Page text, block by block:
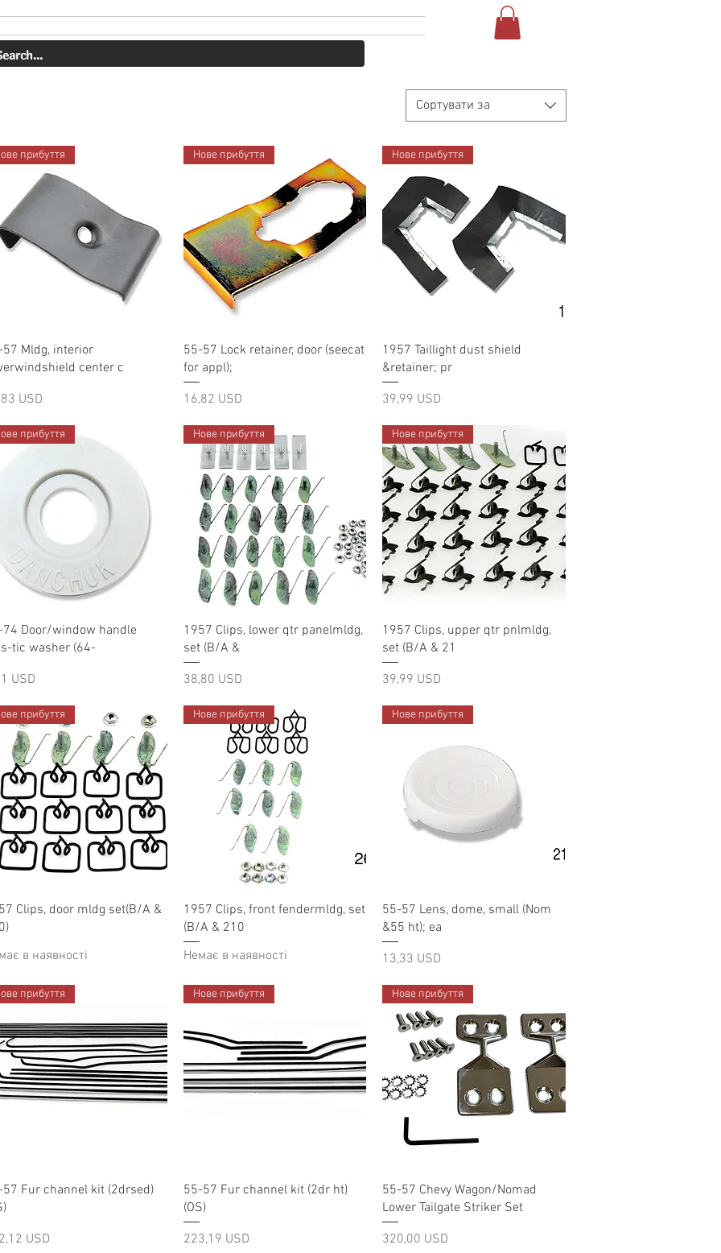
Сортувати за
Швидкий перегляд
прибуття
57 Mldg, interior
center c
USD
Швидкий перегляд
Нове прибуття
55-57 Lock retainer, door (seecat
for appl);
Ціна
16,82 USD
Швидкий перегляд
Нове прибуття
1957 Taillight dust shield
&retainer; pr
Ціна
39,99 USD
Швидкий перегляд
прибуття
74 Door/window handle
tic washer (64-
USD
Швидкий перегляд
Нове прибуття
1957 Clips, lower qtr panelmldg,
set (B/A &
Ціна
38,80 USD
Швидкий перегляд
Нове прибуття
1957 Clips, upper qtr pnlmldg,
set (B/A & 21
Ціна
39,99 USD
Швидкий перегляд
прибуття
Clips, door mldg set(B/A &
в наявності
Швидкий перегляд
Нове прибуття
1957 Clips, front fendermldg, set
(B/A & 210
Немає в наявності
Швидкий перегляд
Нове прибуття
55-57 Lens, dome, small (Nom
&55 ht); ea
Ціна
13,33 USD
Швидкий перегляд
прибуття
57 Fur channel kit (2drsed)
USD
Швидкий перегляд
Нове прибуття
55-57 Fur channel kit (2dr ht)
(OS)
Ціна
223,19 USD
Швидкий перегляд
Нове прибуття
55-57 Chevy Wagon/Nomad
Lower Tailgate Striker Set
Ціна
320,00 USD